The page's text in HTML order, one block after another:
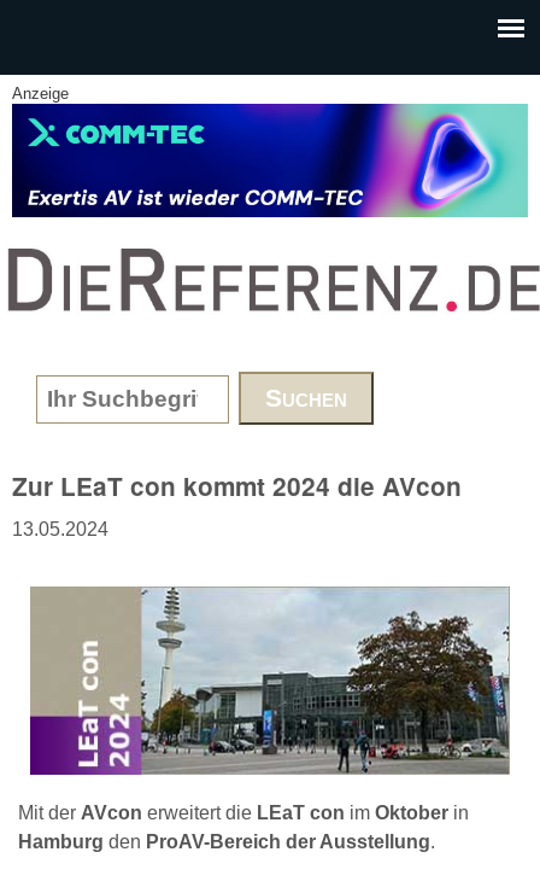
Anzeige
www.DieReferenz.de
Search form
Zur LEaT con kommt 2024 die AVcon
13.05.2024
Mit der AVcon erweitert die LEaT con im Oktober in
Hamburg den ProAV-Bereich der Ausstellung.